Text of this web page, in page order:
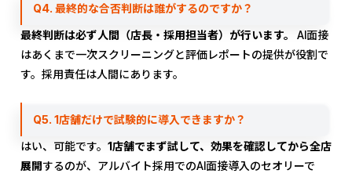
Q4. 最終的な合否判断は誰がするのですか？
最終判断は必ず人間（店長・採用担当者）が行います。
AI面接
はあくまで一次スクリーニングと評価レポートの提供が役割で
す。採用責任は人間にあります。
Q5. 1店舗だけで試験的に導入できますか？
はい、可能です。 1店舗でまず試して、効果を確認してから全店
展開するのが、アルバイト採用でのAI面接導入のセオリーで